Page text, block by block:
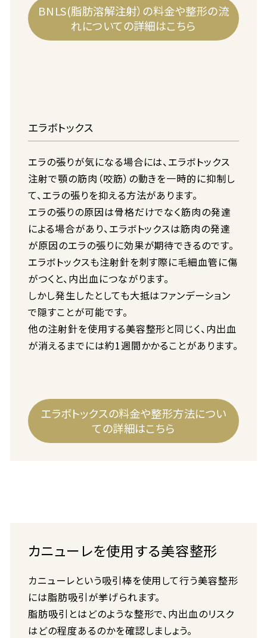
BNLS(脂肪溶解注射）の料金や整形の流
れについての詳細はこちら
エラボトックス
エラの張りが気になる場合には、エラボトックス
注射で顎の筋肉（咬筋）の動きを一時的に抑制し
て、エラの張りを抑える方法があります。
エラの張りの原因は骨格だけでなく筋肉の発達
による場合があり、エラボトックスは筋肉の発達
が原因のエラの張りに効果が期待できるのです。
エラボトックスも注射針を刺す際に毛細血管に傷
がつくと、内出血につながります。
しかし発生したとしても大抵はファンデーション
で隠すことが可能です。
他の注射針を使用する美容整形と同じく、内出血
が消えるまでには約1週間かかることがあります。
エラボトックスの料金や整形方法につい
ての詳細はこちら
カニューレを使用する美容整形
カニューレという吸引棒を使用して行う美容整形
には脂肪吸引が挙げられます。
脂肪吸引とはどのような整形で、内出血のリスク
はどの程度あるのかを確認しましょう。